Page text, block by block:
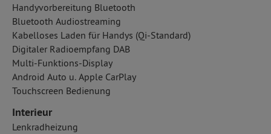
Handyvorbereitung Bluetooth
Bluetooth Audiostreaming
Kabelloses Laden für Handys (Qi-Standard)
Digitaler Radioempfang DAB
Multi-Funktions-Display
Android Auto u. Apple CarPlay
Touchscreen Bedienung
Interieur
Lenkradheizung